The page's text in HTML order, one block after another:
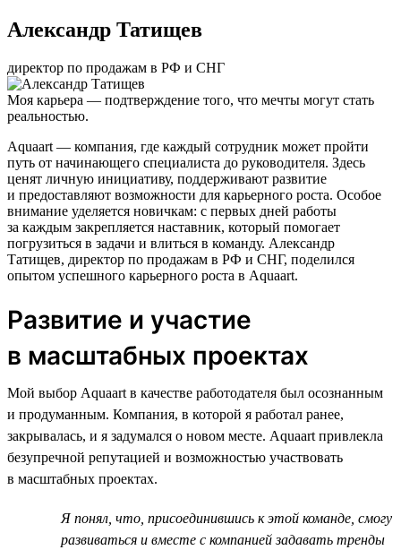
Александр Татищев
директор по продажам в РФ и СНГ
Моя карьера — подтверждение того, что мечты могут стать
реальностью.
Aquaart — компания, где каждый сотрудник может пройти
путь от начинающего специалиста до руководителя. Здесь
ценят личную инициативу, поддерживают развитие
и предоставляют возможности для карьерного роста. Особое
внимание уделяется новичкам: с первых дней работы
за каждым закрепляется наставник, который помогает
погрузиться в задачи и влиться в команду. Александр
Татищев, директор по продажам в РФ и СНГ, поделился
опытом успешного карьерного роста в Aquaart.
Развитие и участие
в масштабных проектах
Мой выбор Aquaart в качестве работодателя был осознанным
и продуманным. Компания, в которой я работал ранее,
закрывалась, и я задумался о новом месте. Aquaart привлекла
безупречной репутацией и возможностью участвовать
в масштабных проектах.
Я понял, что, присоединившись к этой команде, смогу
развиваться и вместе с компанией задавать тренды